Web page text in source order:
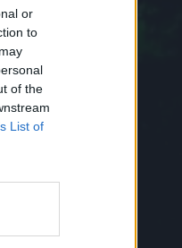
or
to
of the
List of